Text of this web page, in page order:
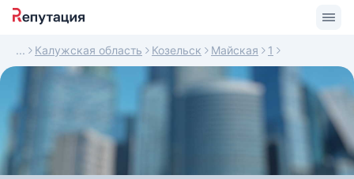
Калужская область Козельск Майская 1